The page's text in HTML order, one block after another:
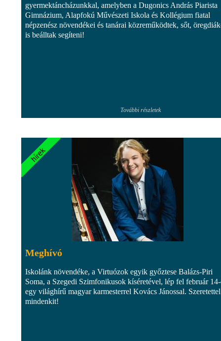
gyermektáncházunkkal, amelyben a Dugonics András Piarista
Gimnázium, Alapfokú Művészeti Iskola és Kollégium fiatal
népzenész növendékei és tanárai közreműködtek, sőt,
is beálltak segíteni!
További részletek
Meghívó
Iskolánk növendéke, a Virtuózok egyik győztese Balázs-Piri
Soma, a Szegedi Szimfonikusok kíséretével, lép fel február
egy világhírű magyar karmesterrel Kovács Jánossal.
mindenkit!